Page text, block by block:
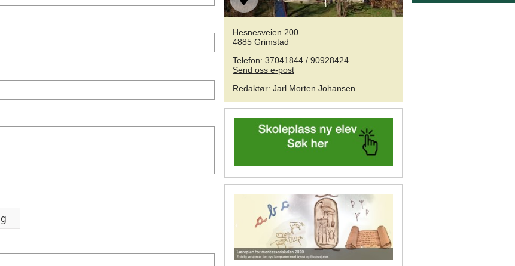
Hesnesveien 200
4885 Grimstad
Telefon: 37041844 / 90928424
Send oss e-post
Redaktør: Jarl Morten Johansen